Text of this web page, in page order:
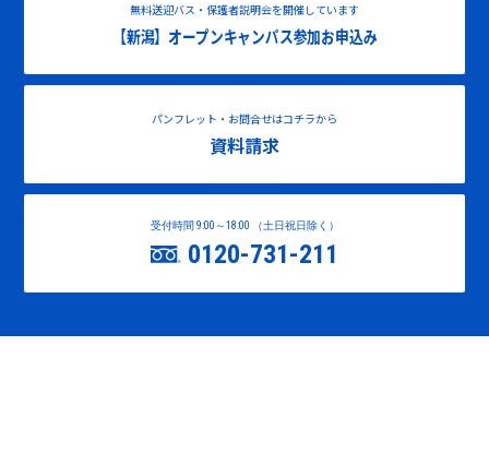
無料送迎バス・保護者説明会を開催しています
【新潟】オープンキャンパス参加お申込み
パンフレット・お問合せはコチラから
資料請求
受付時間 9:00～18:00 （土日祝日除く）
0120-731-211